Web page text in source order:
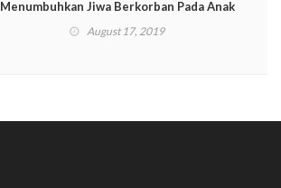
Menumbuhkan Jiwa Berkorban Pada Anak
August 17, 2019